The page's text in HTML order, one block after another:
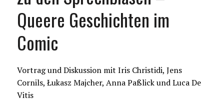
Queere Geschichten im
Comic
Vortrag und Diskussion mit Iris Christidi, Jens
Cornils, Łukasz Majcher, Anna Paßlick und Luca De
Vitis